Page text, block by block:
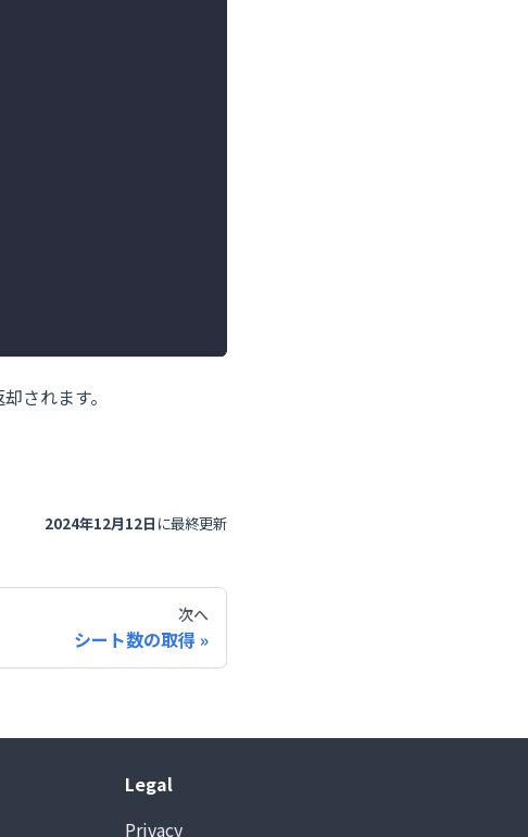
されます。
2024年12月12日 に最終更新
次へ
シート数の取得
Legal
Privacy